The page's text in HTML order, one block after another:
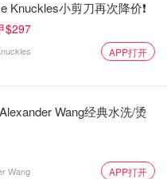
Knuckles小剪刀再次降价❗️
$297
APP打开
Wang经典水洗/烫
Wang APP打开